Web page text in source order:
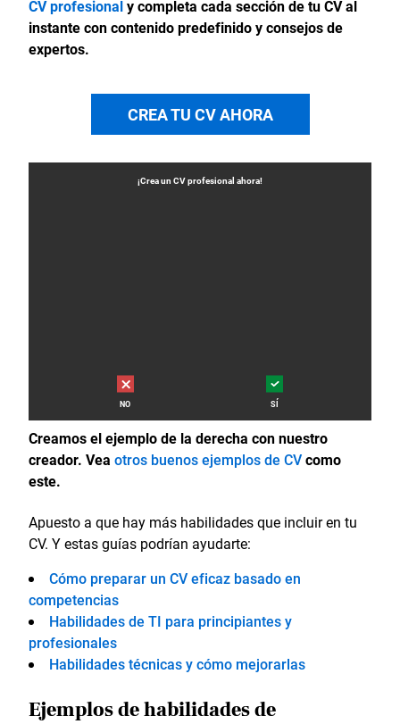
CV profesionaly completa cada sección de tu CV al
instante con contenido predefinido y consejos de
expertos.
CREA TU CV AHORA
¡Crea un CVprofesional ahora!
NO SÍ
Creamos el ejemplo de la derecha con nuestro
creador. Vea otros buenos ejemplos de CVcomo
este.
Apuesto a que hay más habilidades que incluir en tu
CV. Y estas guías podrían ayudarte:
Cómo preparar un CV eficaz basado en
competencias
Habilidades de TI para principiantes y
profesionales
Habilidades técnicas y cómo mejorarlas
Ejemplos de habilidades de